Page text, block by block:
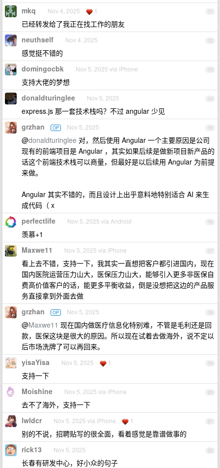
11
mkq Nov 4, 2025 1
已经转发给了我正在找工作的朋友
12
neuthself Nov 4, 2025
感觉挺不错的
13
domingocbk Nov 5, 2025 via iPhone
支持大佬的梦想
14
donaldturinglee Nov 5, 2025
express.js 那一套技术栈吗？不过 angular 少见
15
grzhan OP Nov 5, 2025
@donaldturinglee 对，然后使用 Angular 一个主要原因是公司
现有的前端项目是 Angular ，其实如果后续是做新项目新产品的
话这个前端技术栈可以商量，但最好是以后续用 Angular 为前提
来做。
Angular 其实不错的，而且设计上出乎意料地特别适合 AI 来生
成代码（ x
16
perfectlife Nov 5, 2025 via Android
羡慕+1
17
Maxwe11 Nov 5, 2025 via iPhone
看上去不错，支持一下，我其实一直想把客户都引进国内，现在
国内医院运营压力山大，医保压力山大，能够引入更多非医保自
费高价值客户的话，能更多平衡收益，倒是没想把这边的产品服
务直接拿到外面去做
18
grzhan OP Nov 5, 2025
@Maxwe11 现在国内做医疗信息化特别难，不管是毛利还是回
款，医保这块是很大的原因。所以现在试着去做海外，说不定以
后市场洗牌了可以再回来。
19
yisaYisa Nov 5, 2025 1
支持一下
20
Moishine Nov 5, 2025 via iPhone
去不了海外，支持一下
21
lwldcr Nov 5, 2025 via iPhone 1
别的不说，招聘贴写的很全面，看着感觉是靠谱做事的
22
rick13 Nov 5, 2025
长春有研发中心，好小众的句子